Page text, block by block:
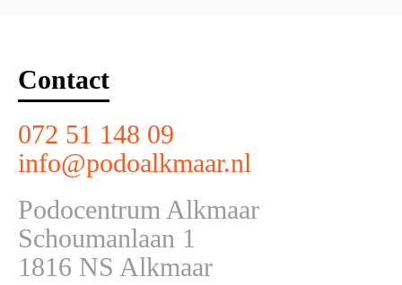
Contact
072 51 148 09
info@podoalkmaar.nl
Podocentrum Alkmaar
Schoumanlaan 1
1816 NS Alkmaar